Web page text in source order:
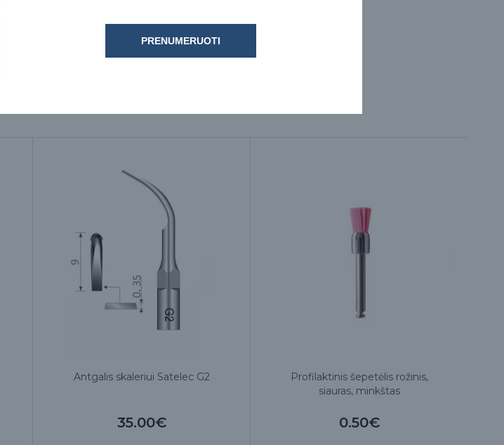
Antgalis skaleriui Satelec G2
35.00€
Profilaktinis šepetėlis rožinis,
siauras, minkštas
0.50€
PRENUMERUOTI